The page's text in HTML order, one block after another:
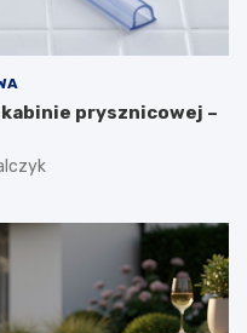
prysznicowej –